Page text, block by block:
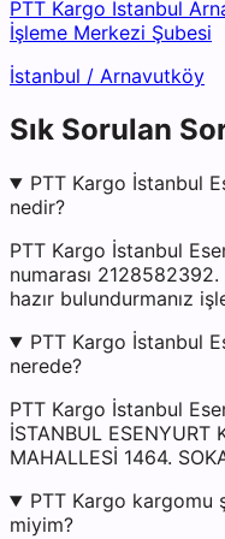
PTT Kargo İstanbul
İşleme Merkezi Şubesi
İstanbul / Arnavutköy
Sık Sorulan
PTT Kargo İstanbul
nedir?
PTT Kargo İstanbul
numarası
hazır bulundurmanız
PTT Kargo İstanbul
nerede?
PTT Kargo İstanbul
İSTANBUL ESENYURT
MAHALLESİ 1464.
PTT Kargo kargomu
miyim?